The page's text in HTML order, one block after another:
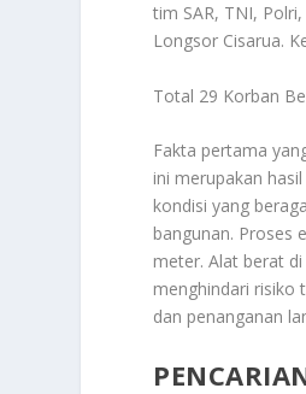
tim SAR, TNI,
Longsor Cisarua.
Total 29 Korban
Fakta pertama
ini merupakan
kondisi yang
bangunan. Proses
meter. Alat berat
menghindari risiko
dan penanganan